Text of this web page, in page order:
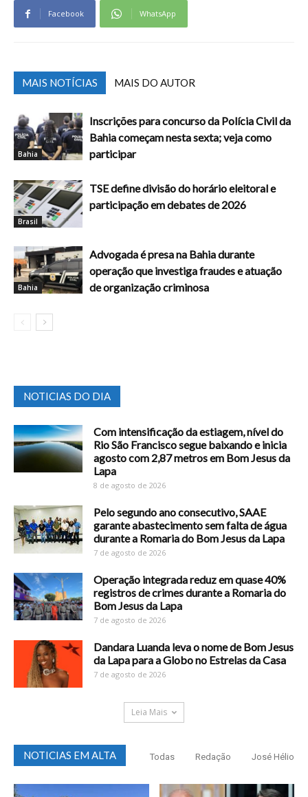
Facebook WhatsApp
MAIS NOTÍCIAS MAIS DO AUTOR
Bahia
Inscrições para concurso da Polícia Civil da
Bahia começam nesta sexta; veja como
participar
Brasil
TSE define divisão do horário eleitoral e
participação em debates de 2026
Bahia
Advogada é presa na Bahia durante
operação que investiga fraudes e atuação
de organização criminosa
NOTICIAS DO DIA
Com intensificação da estiagem, nível do
Rio São Francisco segue baixando e inicia
agosto com 2,87 metros em Bom Jesus da
Lapa
8 de agosto de 2026
Pelo segundo ano consecutivo, SAAE
garante abastecimento sem falta de água
durante a Romaria do Bom Jesus da Lapa
7 de agosto de 2026
Operação integrada reduz em quase 40%
registros de crimes durante a Romaria do
Bom Jesus da Lapa
7 de agosto de 2026
Dandara Luanda leva o nome de Bom Jesus
da Lapa para a Globo no Estrelas da Casa
7 de agosto de 2026
Leia Mais
NOTICIAS EM ALTA Todas Redação José Hélio